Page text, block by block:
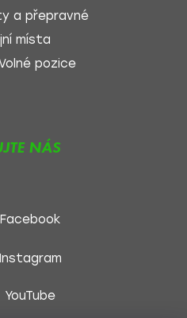
a přepravné
místa
pozice
NÁS
Facebook
Instagram
YouTube